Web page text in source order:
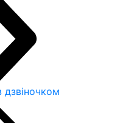
дзвіночком